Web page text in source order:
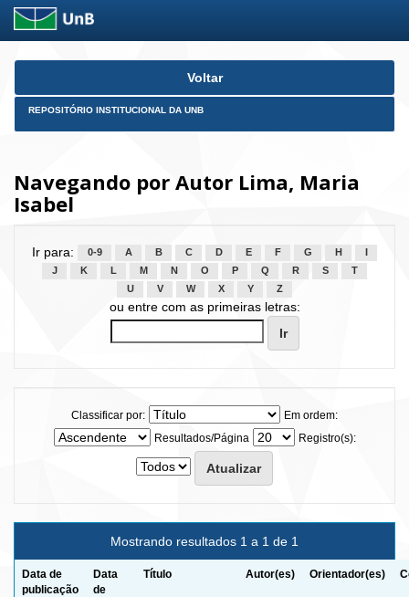
Skip
Voltar
REPOSITÓRIO INSTITUCIONAL DA UNB
Navegando por Autor Lima, Maria
Isabel
Ir para: 0-9 A B C D E F G H
J
K L M N O P Q R S
T
U
V W X Y Z
ou entre com as primeiras letras:
Classificar por:
Em ordem:
Resultados/Página
Registro(s):
Mostrando resultados 1 a 1 de 1
Data de
publicação
Data
de
Título Autor(es) Orientador(es)